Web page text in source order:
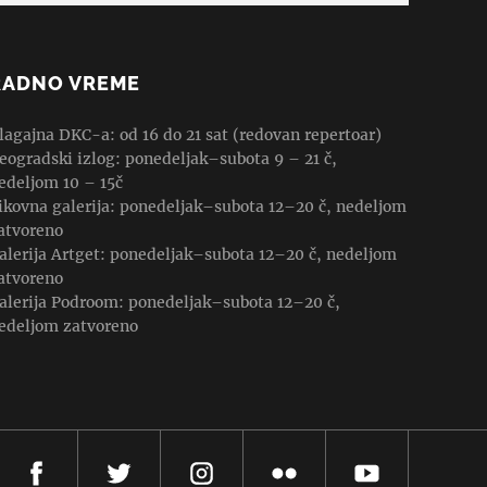
VREME
DKC-a: od 16 do 21 sat (redovan repertoar)
izlog: ponedeljak–subota 9 – 21 č,
10 – 15č
galerija: ponedeljak–subota 12–20 č, nedeljom
Artget: ponedeljak–subota 12–20 č, nedeljom
Podroom: ponedeljak–subota 12–20 č,
zatvoreno